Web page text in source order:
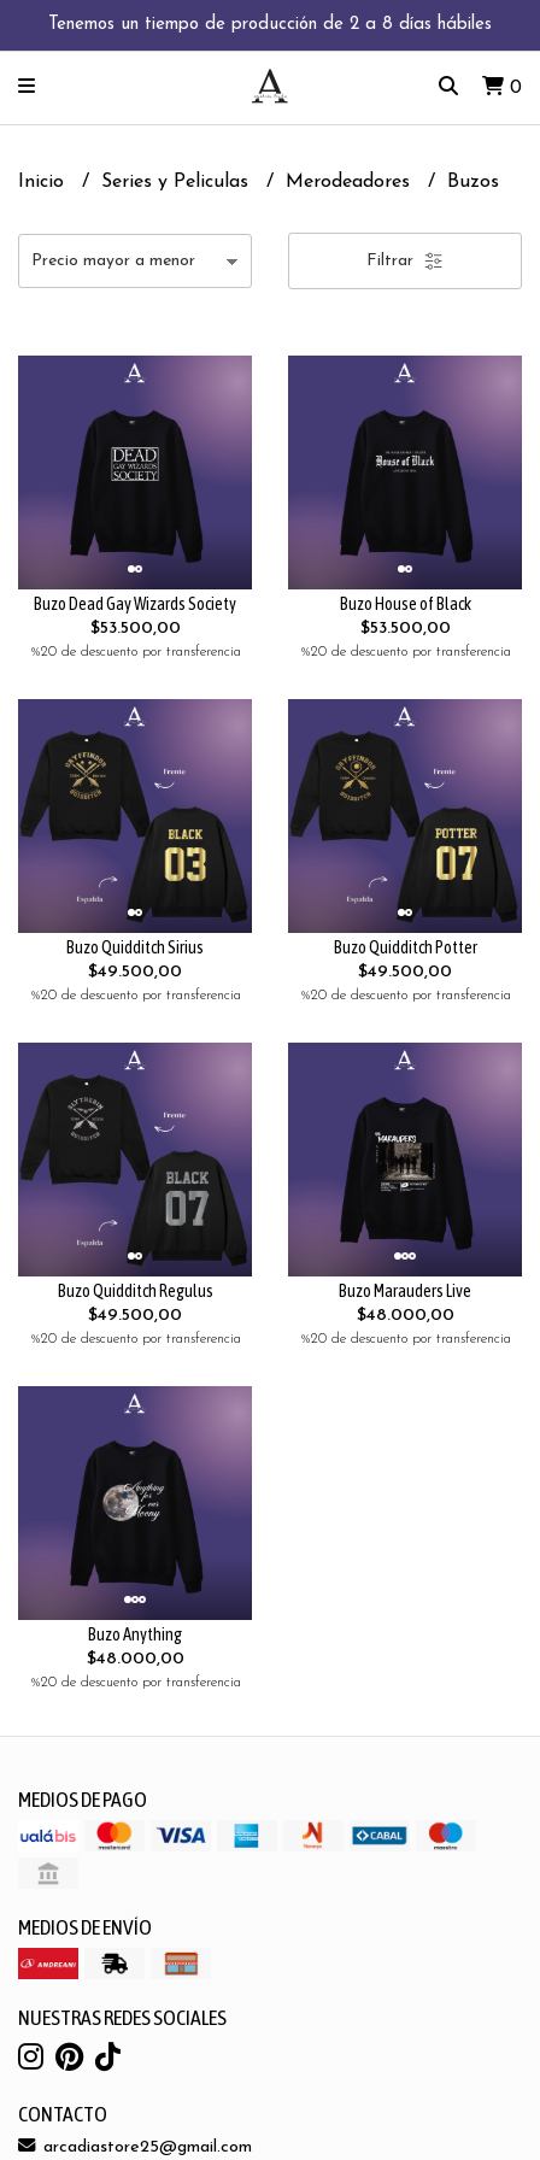
Tenemos un tiempo de producción de 2 a 8 días hábiles
0
Inicio Series y Peliculas Merodeadores Buzos
Filtrar
Buzo Dead Gay Wizards Society
$53.500,00
%20 de descuento por transferencia
Buzo House of Black
$53.500,00
%20 de descuento por transferencia
Buzo Quidditch Sirius
$49.500,00
%20 de descuento por transferencia
Buzo Quidditch Potter
$49.500,00
%20 de descuento por transferencia
Buzo Quidditch Regulus
$49.500,00
%20 de descuento por transferencia
Buzo Marauders Live
$48.000,00
%20 de descuento por transferencia
Buzo Anything
$48.000,00
%20 de descuento por transferencia
MEDIOS DE PAGO
MEDIOS DE ENVÍO
NUESTRAS REDES SOCIALES
CONTACTO
arcadiastore25@gmail.com